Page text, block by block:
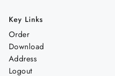
Key Links
Order
Download
Address
Logout